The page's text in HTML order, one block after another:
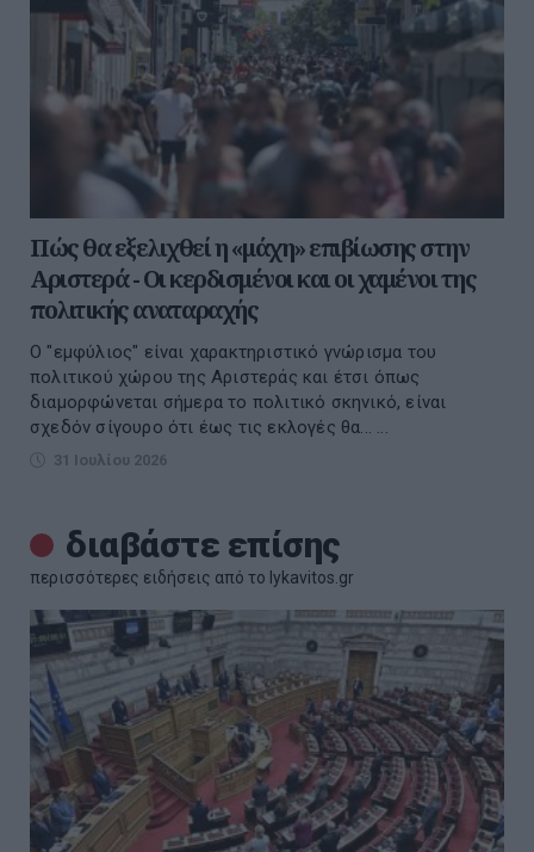
Πώς θα εξελιχθεί η «μάχη» επιβίωσης στην
Αριστερά - Οι κερδισμένοι και οι χαμένοι της
πολιτικής αναταραχής
Ο "εμφύλιος" είναι χαρακτηριστικό γνώρισμα του
πολιτικού χώρου της Αριστεράς και έτσι όπως
διαμορφώνεται σήμερα το πολιτικό σκηνικό, είναι
σχεδόν σίγουρο ότι έως τις εκλογές θα... ...
31 Ιουλίου 2026
διαβάστε επίσης
περισσότερες ειδήσεις από το lykavitos.gr